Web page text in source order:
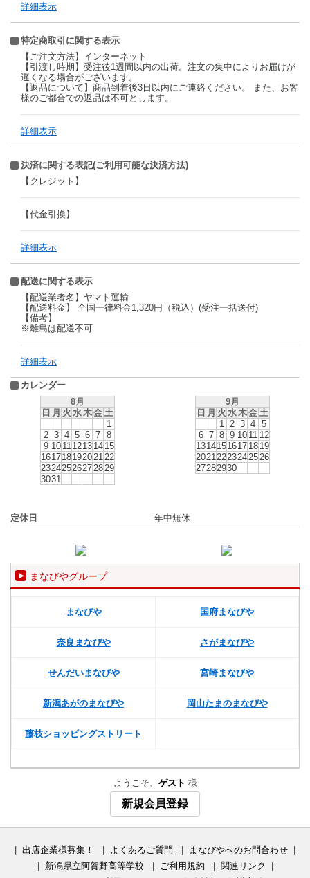
詳細表示
特定商取引に関する表示
【ご注文方法】インターネット
【引渡し時期】受注後1週間以内の出荷。注文の集中によりお届けが
遅くなる場合がございます。
【返品について】商品到着後3日以内にご連絡ください。 また、お客
様のご都合での返品は不可とします。
詳細表示
決済に関する表記(ご利用可能な決済方法)
【クレジット】
【代金引換】
詳細表示
配送に関する表示
【配送業者名】ヤマト運輸
【配送料金】 全国一律料金1,320円（税込）(受注一括送付)
【備考】
※離島は配送不可
詳細表示
カレンダー
8月
日 月 火 水木金 土
1
2 3 4 5 6 7 8
9 10 11 1213 14 15
1617181920 21 22
2324252627 28 29
3031
9月
日 月 火 水木金 土
1
2 3 4 5
6 7 8 9 10 11 12
1314151617 18 19
2021 222324 25 26
27282930
定休日 年中無休
まなびやグループ
まなびや 国府まなびや
奈良まなびや さがまなびや
せんだいまなびや 宮崎まなびや
新潟あがのまなびや 岡山たまのまなびや
藤枝ショッピングストリート
ようこそ、 ゲスト 様
新規会員登録
出店企業様募集！ よくあるご質問 まなびやへのお問合わせ
新潟県立阿賀野高等学校 ご利用規約 関連リンク